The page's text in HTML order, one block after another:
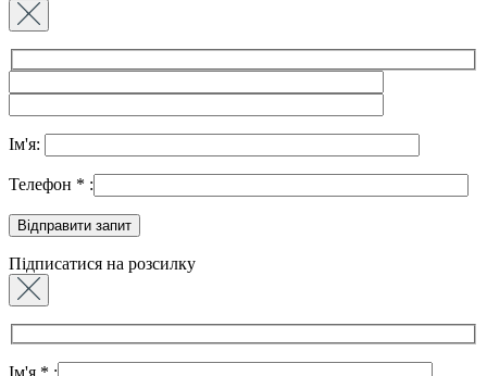
Ім'я:
Телефон * :
Підписатися на розсилку